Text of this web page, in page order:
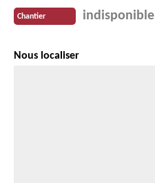
Chantier indisponible
Nous localiser